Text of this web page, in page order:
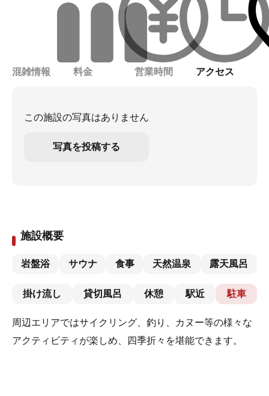
混雑情報 料金 営業時間 アクセス
この施設の写真はありません
写真を投稿する
施設概要
岩盤浴 サウナ 食事 天然温泉 露天風呂
掛け流し 貸切風呂 休憩 駅近 駐車
周辺エリアではサイクリング、釣り、カヌー等の様々な
アクティビティが楽しめ、四季折々を堪能できます。